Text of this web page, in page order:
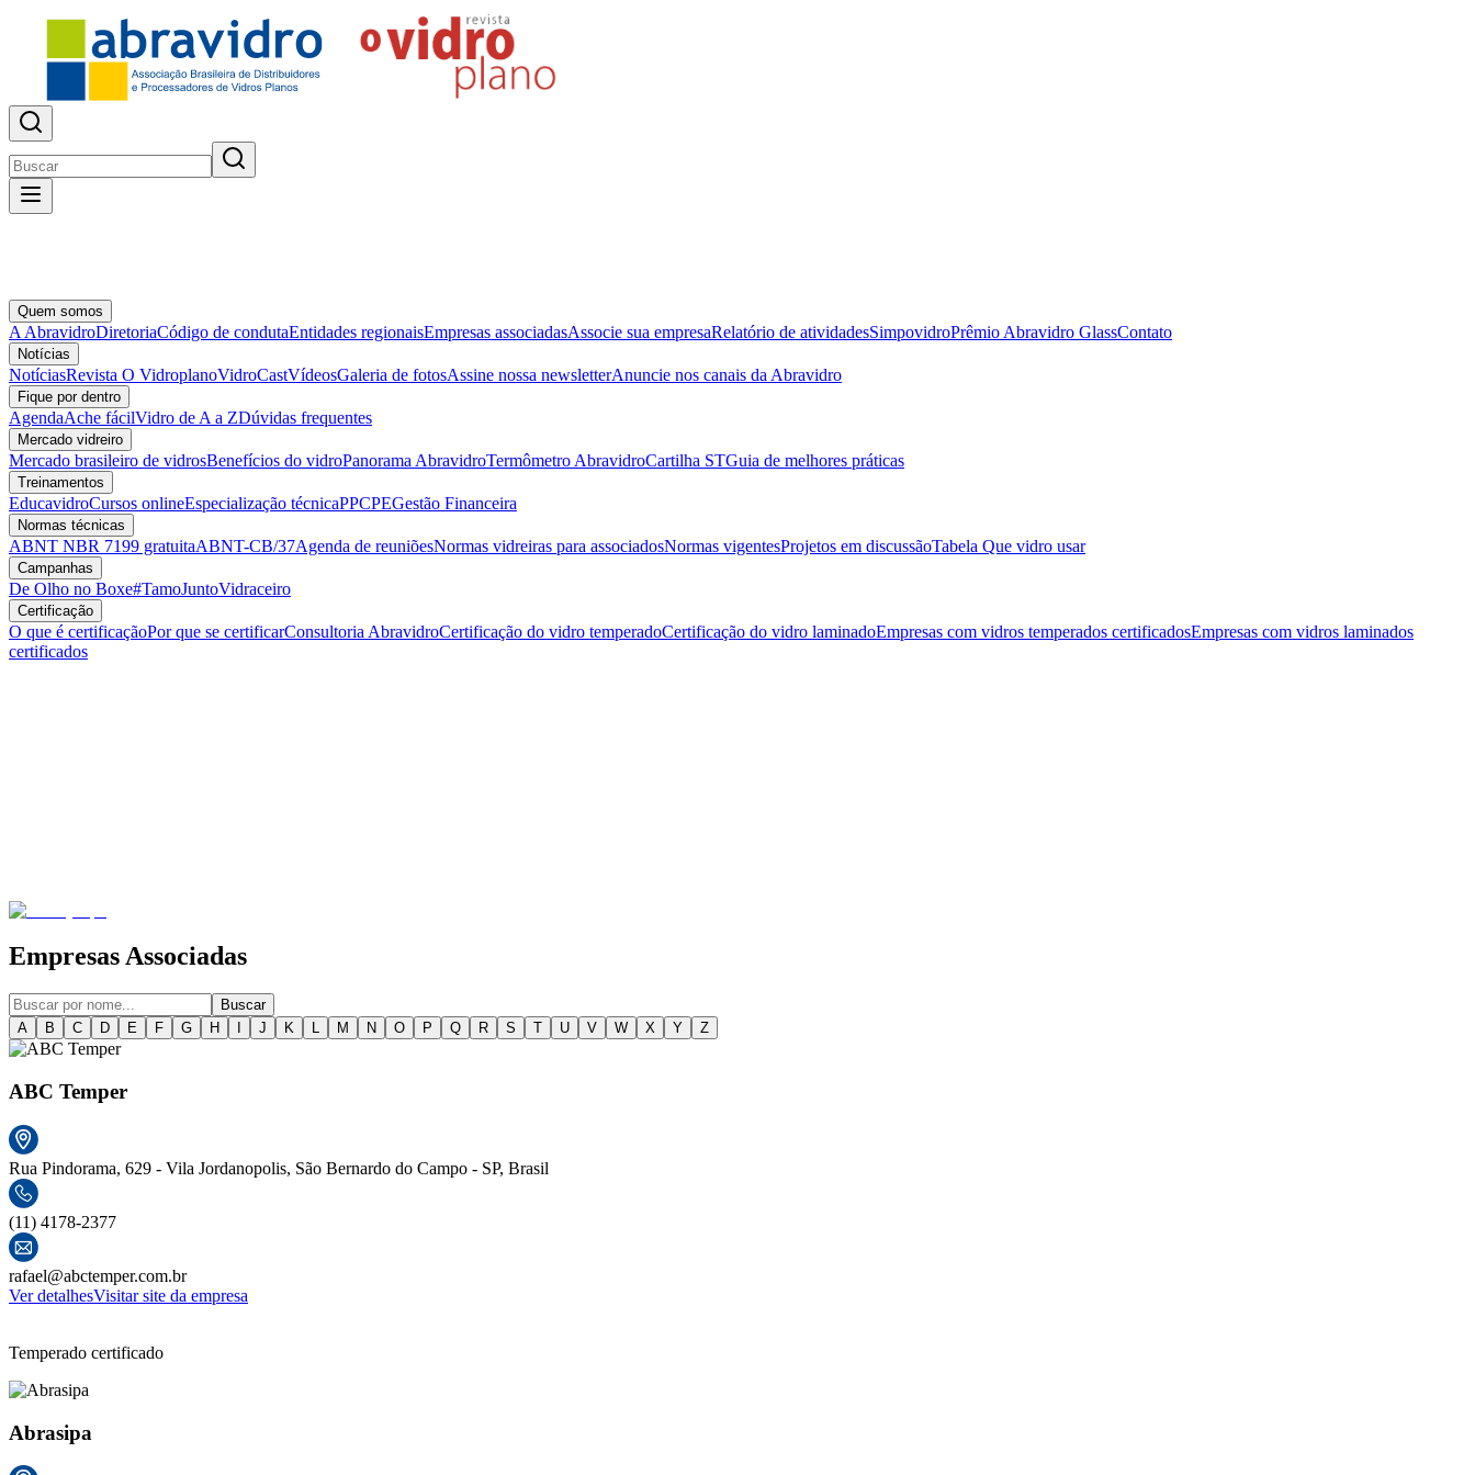
Quem somos
A AbravidroDiretoriaCódigo de condutaEntidades regionaisEmpresas associadasAssocie sua empresaRelatório de atividadesSimpovidroPrêmio Abravidro GlassContato
Notícias
NotíciasRevista O VidroplanoVidroCastVídeosGaleria de fotosAssine nossa newsletterAnuncie nos canais da Abravidro
Fique por dentro
AgendaAche fácilVidro de A a ZDúvidas frequentes
Mercado vidreiro
Mercado brasileiro de vidrosBenefícios do vidroPanorama AbravidroTermômetro AbravidroCartilha STGuia de melhores práticas
Treinamentos
EducavidroCursos onlineEspecialização técnicaPPCPEGestão Financeira
Normas técnicas
ABNT NBR 7199 gratuitaABNT-CB/37Agenda de reuniõesNormas vidreiras para associadosNormas vigentesProjetos em discussãoTabela Que vidro usar
Campanhas
De Olho no Boxe#TamoJuntoVidraceiro
Certificação
O que é certificaçãoPor que se certificarConsultoria AbravidroCertificação do vidro temperadoCertificação do vidro laminadoEmpresas com vidros temperados certificadosEmpresas com vidros laminados
certificados
Empresas Associadas
Buscar
A
B C D E F G H J K L M N O P Q R S T U V W X Y Z
ABC Temper
Rua Pindorama, 629 - Vila Jordanopolis, São Bernardo do Campo - SP, Brasil
(11) 4178-2377
rafael@abctemper.com.br
Ver detalhesVisitar site da empresa
Temperado certificado
Abrasipa